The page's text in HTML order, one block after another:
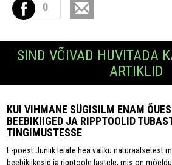
0
SIND VÕIVAD HUVITADA
ARTIKLID
KUI VIHMANE SÜGISILM ENAM
BEEBIKIIGED JA RIPPTOOLID
TINGIMUSTESSE
E-poest Juniik leiate hea valiku naturaalsetest
beebikiikesid ja ripptoole lastele, mis on